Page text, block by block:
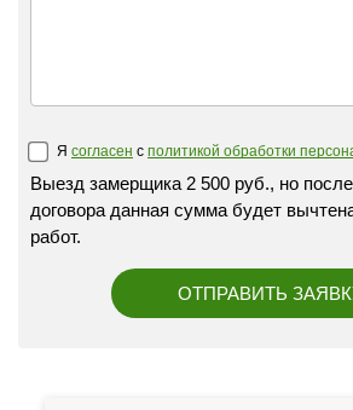
Я согласен с политикой обработки
Выезд замерщика 2 500 руб., но
договора данная сумма будет
работ.